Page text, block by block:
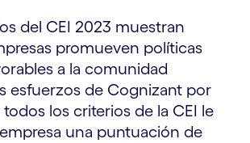
del CEI 2023 muestran
promueven políticas
a la comunidad
esfuerzos de Cognizant por
los criterios de la CEI le
una puntuación de